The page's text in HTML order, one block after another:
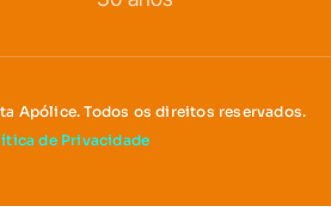
Apólice. Todos os direitos reservados.
de Privacidade